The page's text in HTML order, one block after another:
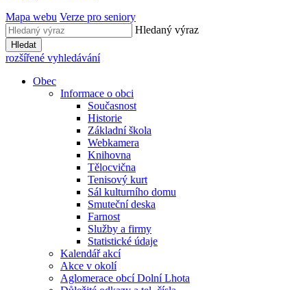
Mapa webu Verze pro seniory
Hledaný výraz
Hledat
rozšířené vyhledávání
Obec
Informace o obci
Současnost
Historie
Základní škola
Webkamera
Knihovna
Tělocvična
Tenisový kurt
Sál kulturního domu
Smuteční deska
Farnost
Služby a firmy
Statistické údaje
Kalendář akcí
Akce v okolí
Aglomerace obcí Dolní Lhota